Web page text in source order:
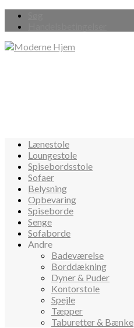
Lænestole
Loungestole
Spisebordsstole
Sofaer
Belysning
Opbevaring
Spiseborde
Senge
Sofaborde
Andre
Badeværelse
Borddækning
Dyner & Puder
Kontorstole
Spejle
Tæpper
Taburetter & Bænke